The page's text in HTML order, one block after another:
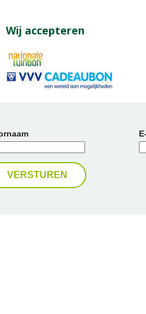
Wij accepteren